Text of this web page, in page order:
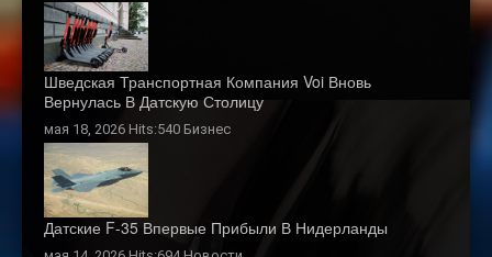
Шведская Транспортная Компания Voi Вновь
Вернулась В Датскую Столицу
мая 18, 2026 Hits:540 Бизнес
Датские F-35 Впервые Прибыли В Нидерланды